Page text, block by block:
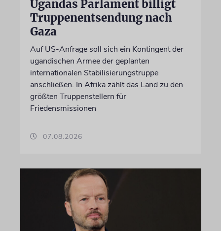
Ugandas Parlament billigt
Truppenentsendung nach
Gaza
Auf US-Anfrage soll sich ein Kontingent der
ugandischen Armee der geplanten
internationalen Stabilisierungstruppe
anschließen. In Afrika zählt das Land zu den
größten Truppenstellern für
Friedensmissionen
07.08.2026